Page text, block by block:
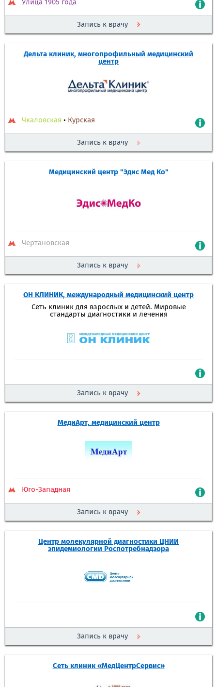
Улица 1905 года
Запись к врачу
Дельта клиник, многопрофильный медицинский
центр
Чкаловская • Курская
Запись к врачу
Медицинский центр "Эдис Мед Ко"
Чертановская
Запись к врачу
ОН КЛИНИК, международный медицинский центр
Сеть клиник для взрослых и детей. Мировые
стандарты диагностики и лечения
Запись к врачу
МедиАрт, медицинский центр
Юго-Западная
Запись к врачу
Центр молекулярной диагностики ЦНИИ
эпидемиологии Роспотребнадзора
Запись к врачу
Сеть клиник «МедЦентрСервис»